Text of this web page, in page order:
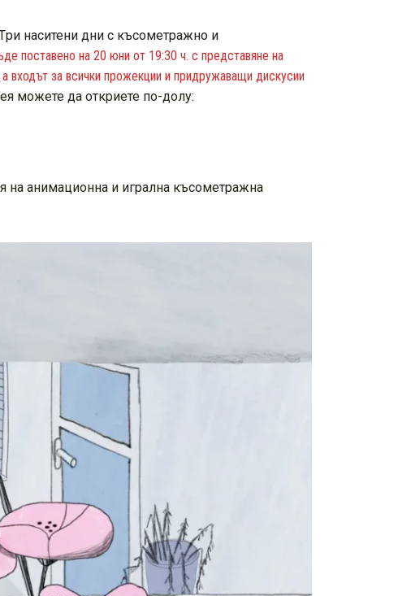
наситени дни с късометражно и
поставено на 20 юни от 19:30 ч. с представяне на
за всички прожекции и придружаващи дискусии
можете да откриете по-долу:
на анимационна и игрална късометражна